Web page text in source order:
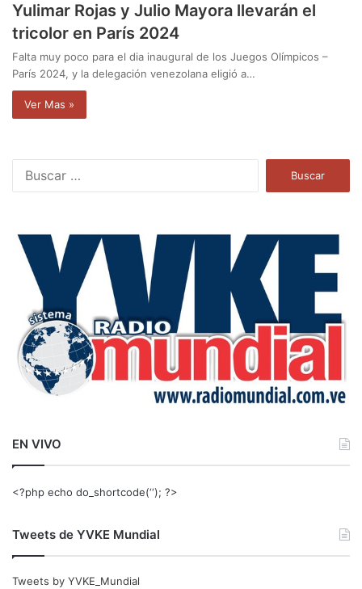
Yulimar Rojas y Julio Mayora llevarán el
tricolor en París 2024
Falta muy poco para el dia inaugural de los Juegos Olímpicos –
París 2024, y la delegación venezolana eligió a…
Ver Mas »
a
EN VIVO
<?php echo do_shortcode(‘‘); ?>
Tweets de YVKE Mundial
Tweets by YVKE_Mundial